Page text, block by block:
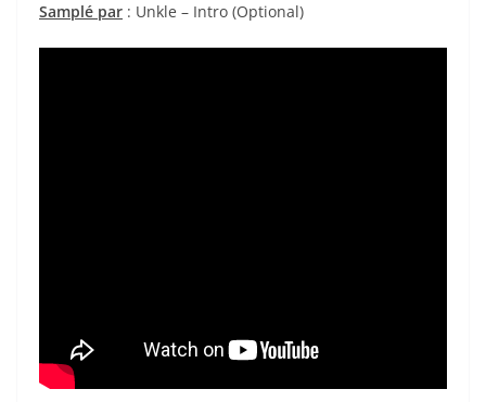
Samplé par : Unkle – Intro (Optional)